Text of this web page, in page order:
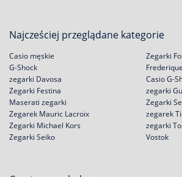
Najcześciej przeglądane kategorie
Casio męskie
G-Shock
zegarki Davosa
Zegarki Festina
Zegarki
Casio G-
zegarki
Maserati zegarki
Zegarek Mauric Lacroix
Zegarki Michael Kors
Zegarki Seiko
Zegarki
zegarek
zegarki
Vostok